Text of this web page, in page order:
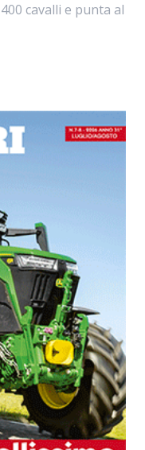
cavalli e punta al